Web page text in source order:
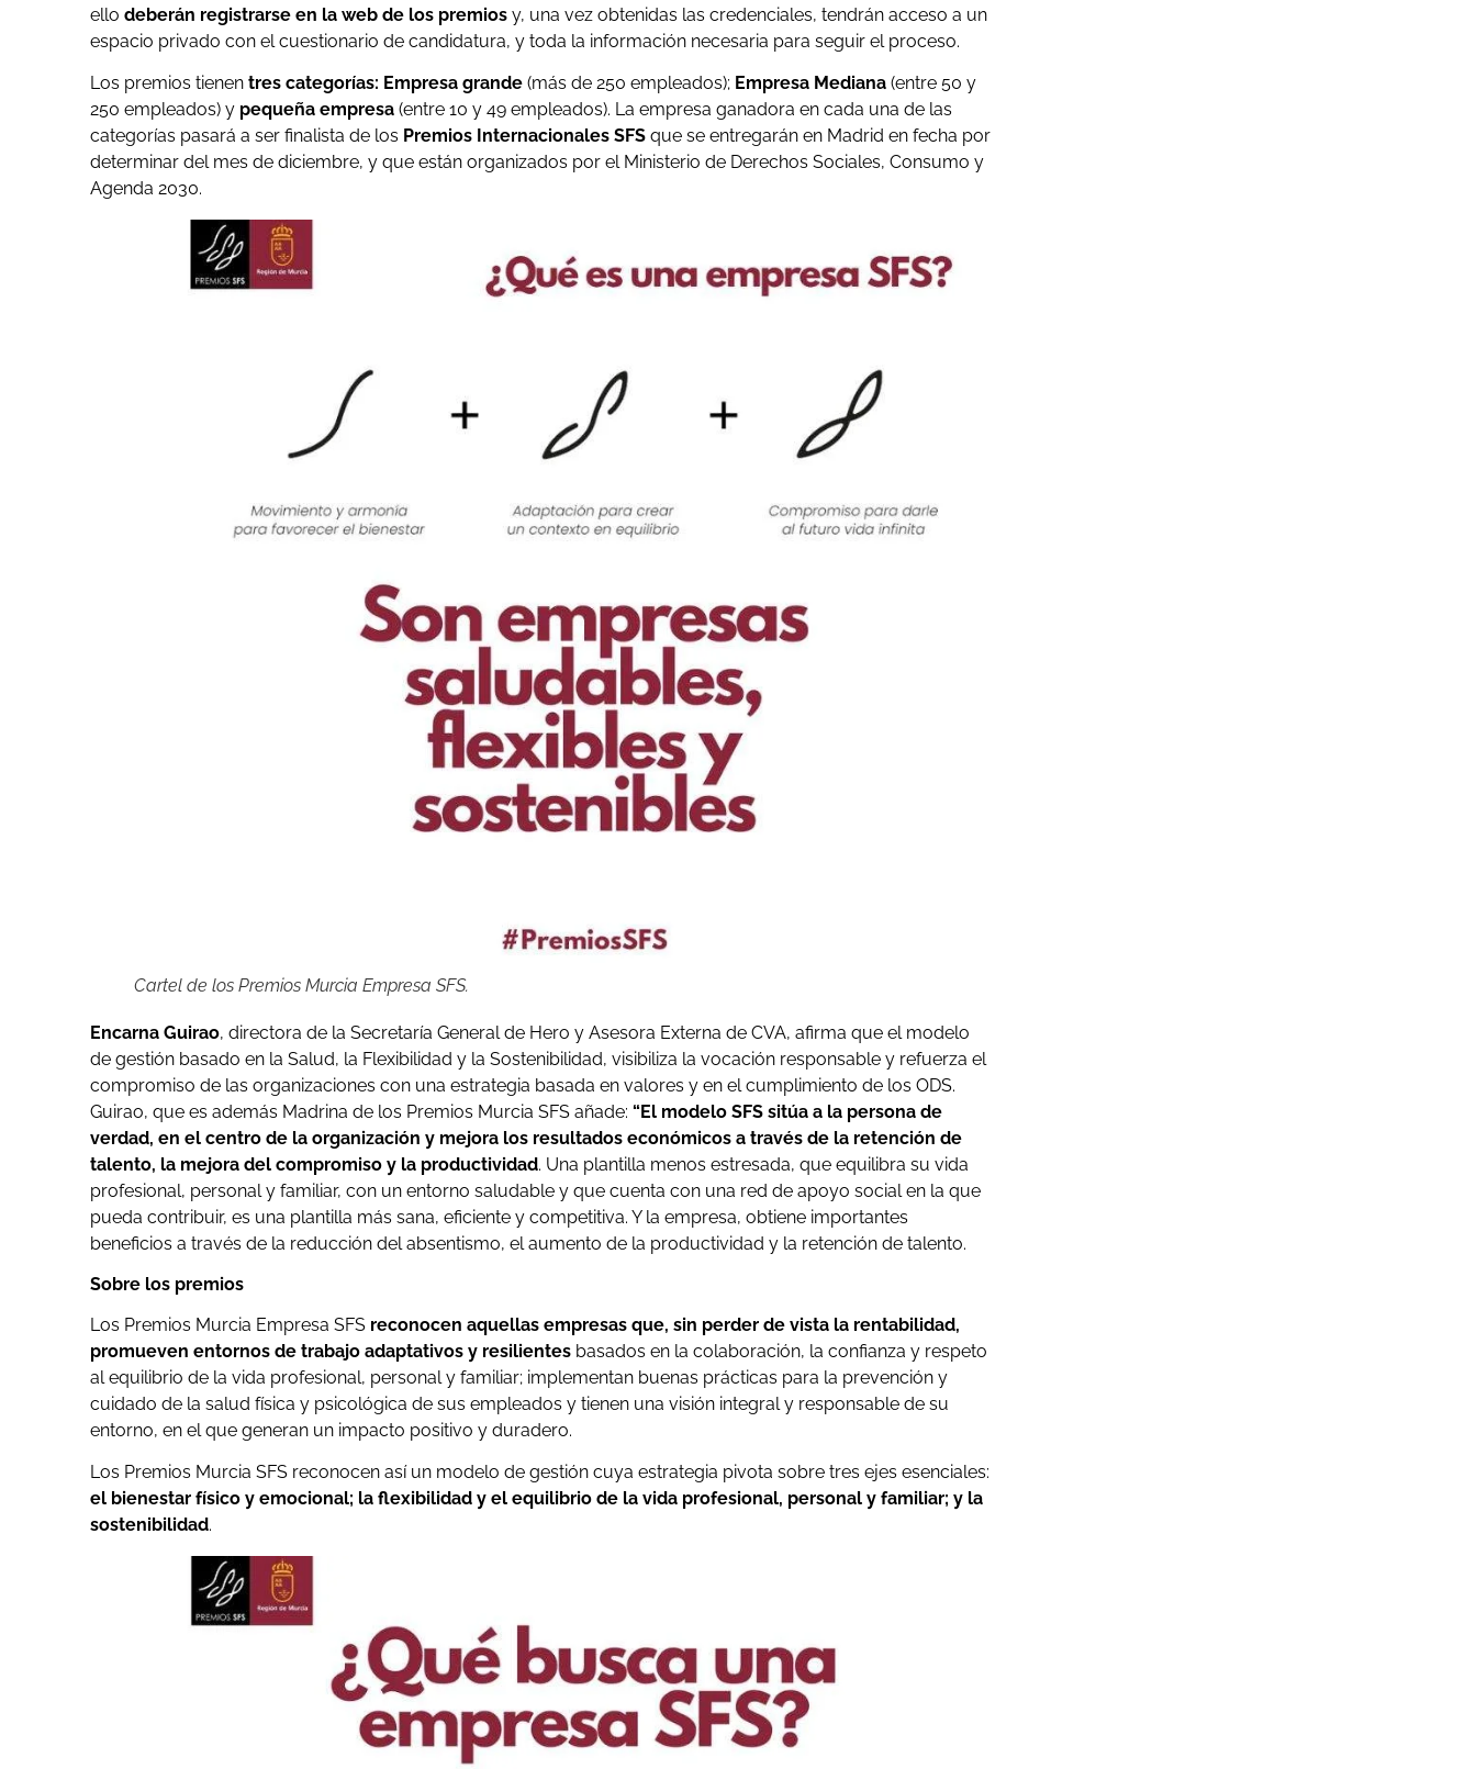
ello deberán registrarse en la web de los premios y, una vez obtenidas las credenciales, tendrán acceso a un
espacio privado con el cuestionario de candidatura, y toda la información necesaria para seguir el proceso.
Los premios tienen tres categorías: Empresa grande (más de 250 empleados); Empresa Mediana (entre 50 y
250 empleados) y pequeña empresa (entre 10 y 49 empleados). La empresa ganadora en cada una de las
categorías pasará a ser finalista de los Premios Internacionales SFS que se entregarán en Madrid en fecha por
determinar del mes de diciembre, y que están organizados por el Ministerio de Derechos Sociales, Consumo y
Agenda 2030.
Cartel de los Premios Murcia Empresa SFS.
Encarna Guirao, directora de la Secretaría General de Hero y Asesora Externa de CVA, afirma que el modelo
de gestión basado en la Salud, la Flexibilidad y la Sostenibilidad, visibiliza la vocación responsable y refuerza el
compromiso de las organizaciones con una estrategia basada en valores y en el cumplimiento de los ODS.
Guirao, que es además Madrina de los Premios Murcia SFS añade: “El modelo SFS sitúa a la persona de
verdad, en el centro de la organización y mejora los resultados económicos a través de la retención de
talento, la mejora del compromiso y la productividad. Una plantilla menos estresada, que equilibra su vida
profesional, personal y familiar, con un entorno saludable y que cuenta con una red de apoyo social en la que
pueda contribuir, es una plantilla más sana, eficiente y competitiva. Y la empresa, obtiene importantes
beneficios a través de la reducción del absentismo, el aumento de la productividad y la retención de talento.
Sobre los premios
Los Premios Murcia Empresa SFS reconocen aquellas empresas que, sin perder de vista la rentabilidad,
promueven entornos de trabajo adaptativos y resilientes basados en la colaboración, la confianza y respeto
al equilibrio de la vida profesional, personal y familiar; implementan buenas prácticas para la prevención y
cuidado de la salud física y psicológica de sus empleados y tienen una visión integral y responsable de su
entorno, en el que generan un impacto positivo y duradero.
Los Premios Murcia SFS reconocen así un modelo de gestión cuya estrategia pivota sobre tres ejes esenciales:
el bienestar físico y emocional; la flexibilidad y el equilibrio de la vida profesional, personal y familiar; y la
sostenibilidad.